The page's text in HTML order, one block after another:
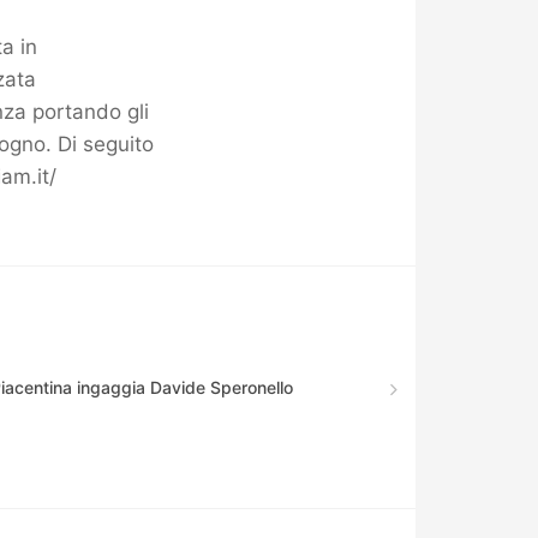
in
portando gli
Di seguito
ingaggia Davide Speronello